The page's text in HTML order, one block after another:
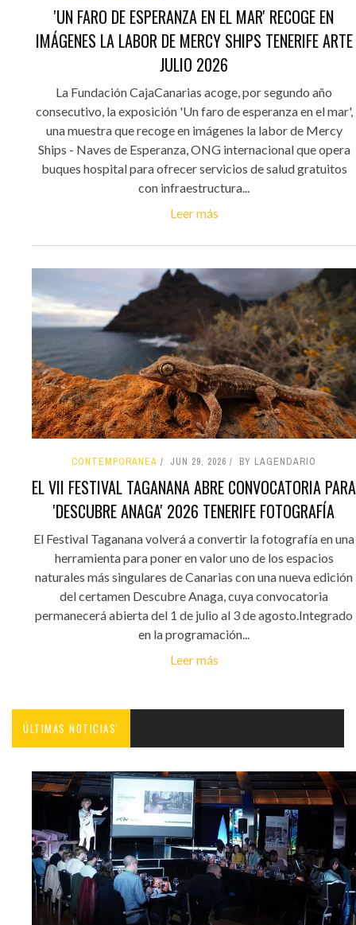
'UN FARO DE ESPERANZA EN EL MAR' RECOGE EN
IMÁGENES LA LABOR DE MERCY SHIPS TENERIFE ARTE
JULIO 2026
La Fundación CajaCanarias acoge, por segundo año
consecutivo, la exposición 'Un faro de esperanza en el mar',
una muestra que recoge en imágenes la labor de Mercy
Ships - Naves de Esperanza, ONG internacional que opera
buques hospital para ofrecer servicios de salud gratuitos
con infraestructura...
Leer más
CONTEMPORÁNEA JUN 29, 2026 BY LAGENDARIO
EL VII FESTIVAL TAGANANA ABRE CONVOCATORIA PARA
'DESCUBRE ANAGA' 2026 TENERIFE FOTOGRAFÍA
El Festival Taganana volverá a convertir la fotografía en una
herramienta para poner en valor uno de los espacios
naturales más singulares de Canarias con una nueva edición
del certamen Descubre Anaga, cuya convocatoria
permanecerá abierta del 1 de julio al 3 de agosto.Integrado
en la programación...
Leer más
ÚLTIMAS NOTICIAS'